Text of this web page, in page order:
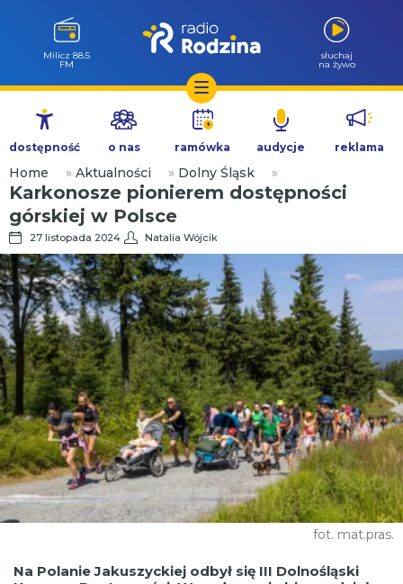
Przejdź
treści
Milicz 88.5
FM
słuchaj
na żywo
dostępność o nas ramówka audycje reklama
Home » Aktualności » Dolny Śląsk »
Karkonosze pionierem dostępności
górskiej w Polsce
27 listopada 2024 Natalia Wójcik
fot. mat.pras.
Na Polanie Jakuszyckiej odbył się III Dolnośląski